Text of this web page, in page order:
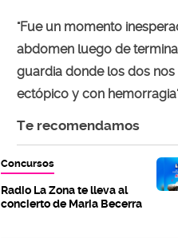
"Fue un momento
abdomen luego de
guardia donde los dos
ectópico y con
Te recomendamos
Concursos
Radio La Zona te lleva al
concierto de Maria Becerra